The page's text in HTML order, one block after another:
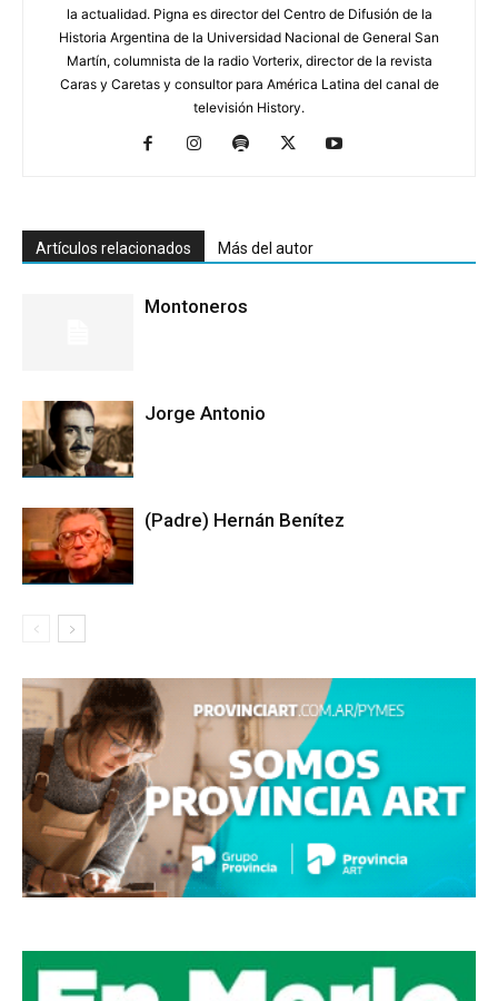
la actualidad. Pigna es director del Centro de Difusión de la
Historia Argentina de la Universidad Nacional de General San
Martín, columnista de la radio Vorterix, director de la revista
Caras y Caretas y consultor para América Latina del canal de
televisión History.
Artículos relacionados Más del autor
Montoneros
Jorge Antonio
(Padre) Hernán Benítez